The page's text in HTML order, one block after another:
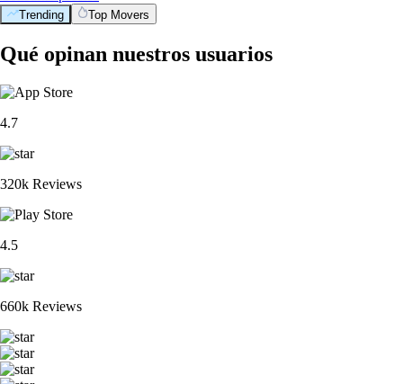
Trending Top Movers
Qué opinan nuestros usuarios
4.7
320k Reviews
4.5
660k Reviews